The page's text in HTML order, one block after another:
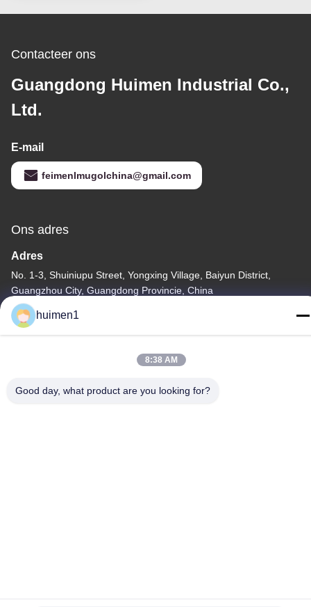
Contacteer ons
Guangdong Huimen Industrial Co.,
Ltd.
E-mail
feimenlmugolchina@gmail.com
Ons adres
Adres
No. 1-3, Shuiniupu Street, Yongxing Village, Baiyun District,
Guangzhou City, Guangdong Provincie, China
Tel.
86-18929562701
huimen1
8:38 AM
Good day, what product are you looking for?